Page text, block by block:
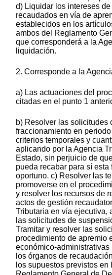
d) Liquidar los intereses
recaudados en vía de
establecidos en los
ambos del Reglamento
que corresponderá a la
liquidación.
2. Corresponde a la
a) Las actuaciones del
citadas en el punto 1
b) Resolver las solicitudes
fraccionamiento en
criterios temporales y
aplicando por la Agencia
Estado, sin perjuicio de
pueda recabar para sí
oportuno. c) Resolver las
promoverse en el
y resolver los recursos de
actos de gestión
Tributaria en vía ejecutiva,
las solicitudes de
Tramitar y resolver las
procedimiento de apremio
económico-
los órganos de
los supuestos previstos en